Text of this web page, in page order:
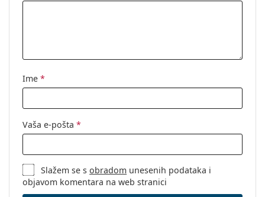
Ime *
Vaša e-pošta *
Slažem se sobradom unesenih podataka i
objavom komentara na web stranici